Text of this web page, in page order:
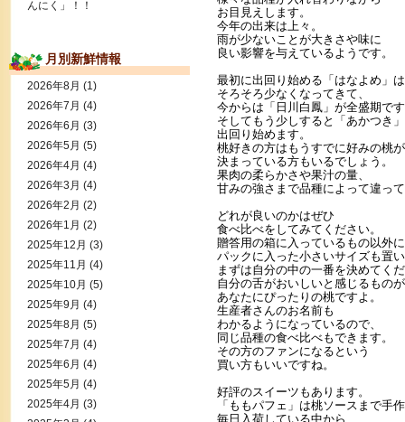
お目見えします。
今年の出来は上々。
雨が少ないことが大きさや味に
良い影響を与えているようです。
最初に出回り始める「はなよめ」は
そろそろ少なくなってきて、
今からは「日川白鳳」が全盛期で
そしてもう少しすると「あかつき
出回り始めます。
桃好きの方はもうすでに好みの桃が
決まっている方もいるでしょう。
果肉の柔らかさや果汁の量、
甘みの強さまで品種によって違っ
どれが良いのかはぜひ
食べ比べをしてみてください。
贈答用の箱に入っているもの以外
パックに入った小さいサイズも置
まずは自分の中の一番を決めてく
自分の舌がおいしいと感じるものが
あなたにぴったりの桃ですよ。
生産者さんのお名前も
わかるようになっているので、
同じ品種の食べ比べもできます。
その方のファンになるという
買い方もいいですね。
好評のスイーツもあります。
「ももパフェ」は桃ソースまで手
毎日入荷している中から
んにく」！！
月別新鮮情報
2026年8月 (1)
2026年7月 (4)
2026年6月 (3)
2026年5月 (5)
2026年4月 (4)
2026年3月 (4)
2026年2月 (2)
2026年1月 (2)
2025年12月 (3)
2025年11月 (4)
2025年10月 (5)
2025年9月 (4)
2025年8月 (5)
2025年7月 (4)
2025年6月 (4)
2025年5月 (4)
2025年4月 (3)